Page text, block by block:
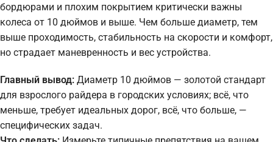
бордюрами и плохим покрытием критически важны
колеса от 10 дюймов и выше. Чем больше диаметр, тем
выше проходимость, стабильность на скорости и комфорт,
но страдает маневренность и вес устройства.
Главный вывод: Диаметр 10 дюймов — золотой стандарт
для взрослого райдера в городских условиях; всё, что
меньше, требует идеальных дорог, всё, что больше, —
специфических задач.